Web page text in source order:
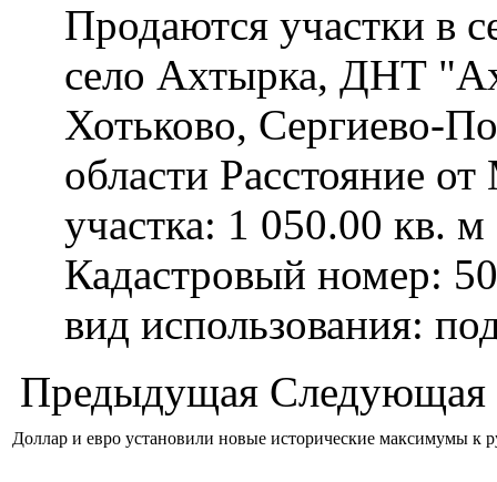
Продаются участки в
село Ахтырка, ДНТ
Хотьково, Сергиево-
области Расстояние
участка: 1 050.00 кв.
Кадастровый номер:
вид использования:
Предыдущая Следующая
Доллар и евро установили новые исторические максимумы к